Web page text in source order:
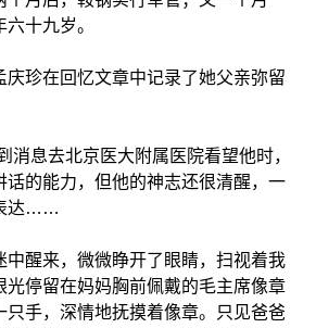
十九岁。
珍在回忆文章中记录了她父亲弥留
去北京医大附属医院看望他时，
话的能力，但他的神志还很清醒，一
达……
来，微微睁开了眼睛，扫视着我
光停留在妈妈胸前佩戴的毛主席像章
只手，深情地抚摸着像章。只见爸爸